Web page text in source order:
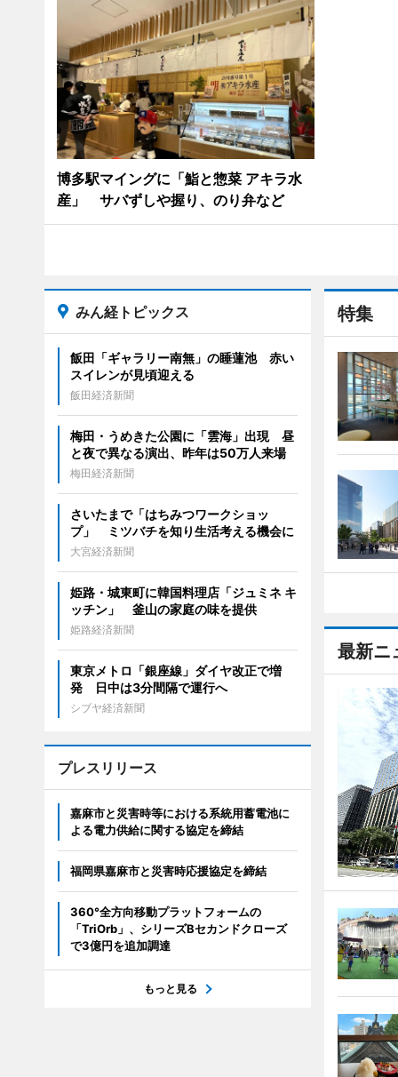
博多駅マイングに「鮨と惣菜 アキラ水
産」 サバずしや握り、のり弁など
特集
最新ニ
みん経トピックス
飯田「ギャラリー南無」の睡蓮池 赤い
スイレンが見頃迎える
飯田経済新聞
梅田・うめきた公園に「雲海」出現 昼
と夜で異なる演出、昨年は50万人来場
梅田経済新聞
さいたまで「はちみつワークショッ
プ」 ミツバチを知り生活考える機会に
大宮経済新聞
姫路・城東町に韓国料理店「ジュミネ キ
ッチン」 釜山の家庭の味を提供
姫路経済新聞
東京メトロ「銀座線」ダイヤ改正で増
発 日中は3分間隔で運行へ
シブヤ経済新聞
プレスリリース
嘉麻市と災害時等における系統用蓄電池に
よる電力供給に関する協定を締結
福岡県嘉麻市と災害時応援協定を締結
360°全方向移動プラットフォームの
「TriOrb」、シリーズBセカンドクローズ
で3億円を追加調達
もっと見る